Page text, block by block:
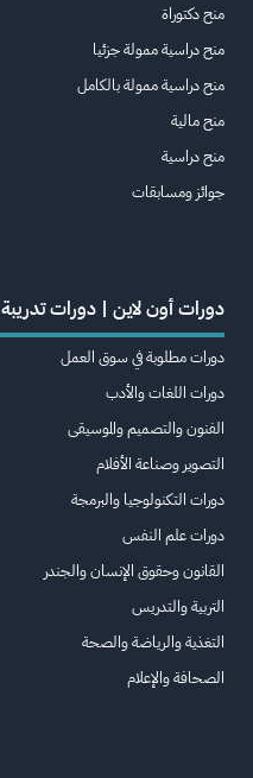
منح دكتوراة
منح دراسية ممولة جزئيا
منح دراسية ممولة بالكامل
منح مالية
منح دراسية
جوائز ومسابقات
دورات أون لاين | دورات تدريبة
دورات مطلوبة في سوق العمل
دورات اللغات والأدب
الفنون والتصميم والموسيقى
التصوير وصناعة الأفلام
دورات التكنولوجيا والبرمجة
دورات علم النفس
القانون وحقوق الإنسان والجندر
التربية والتدريس
التغذية والرياضة والصحة
الصحافة والإعلام